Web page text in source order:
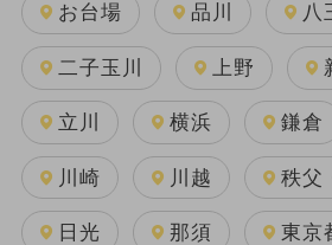
お台場 品川 八
二子玉川 上野
立川 横浜 鎌倉
川崎 川越 秩父
日光 那須 東京